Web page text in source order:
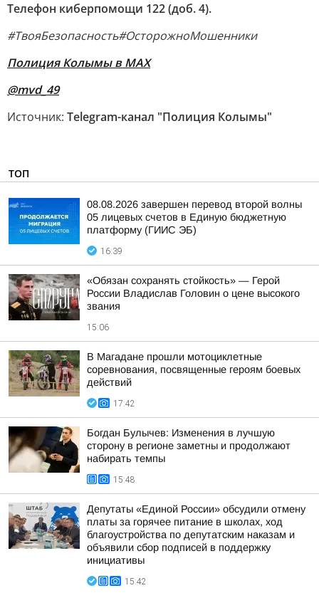
Телефон киберпомощи 122 (доб. 4).
#ТвояБезопасность#ОсторожноМошенники
Полиция Колымы в MAX
@mvd_49
Источник: Telegram-канал "Полиция Колымы"
ТОП
08.08.2026 завершен перевод второй волны
05 лицевых счетов в Единую бюджетную
платформу (ГИИС ЭБ)
16:39
«Обязан сохранять стойкость» — Герой
России Владислав Головин о цене высокого
звания
15:06
В Магадане прошли мотоциклетные
соревнования, посвященные героям боевых
действий
17:42
Богдан Булычев: Изменения в лучшую
сторону в регионе заметны и продолжают
набирать темпы
15:48
Депутаты «Единой России» обсудили отмену
платы за горячее питание в школах, ход
благоустройства по депутатским наказам и
объявили сбор подписей в поддержку
инициативы
15:42